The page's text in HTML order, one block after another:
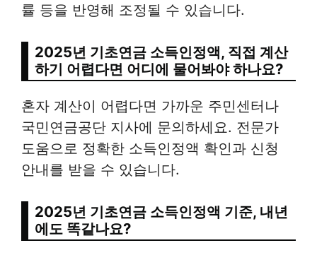
률 등을 반영해 조정될 수 있습니다.
2025년 기초연금 소득인정액, 직접 계산
하기 어렵다면 어디에 물어봐야 하나요?
혼자 계산이 어렵다면 가까운 주민센터나
국민연금공단 지사에 문의하세요. 전문가
도움으로 정확한 소득인정액 확인과 신청
안내를 받을 수 있습니다.
2025년 기초연금 소득인정액 기준, 내년
에도 똑같나요?